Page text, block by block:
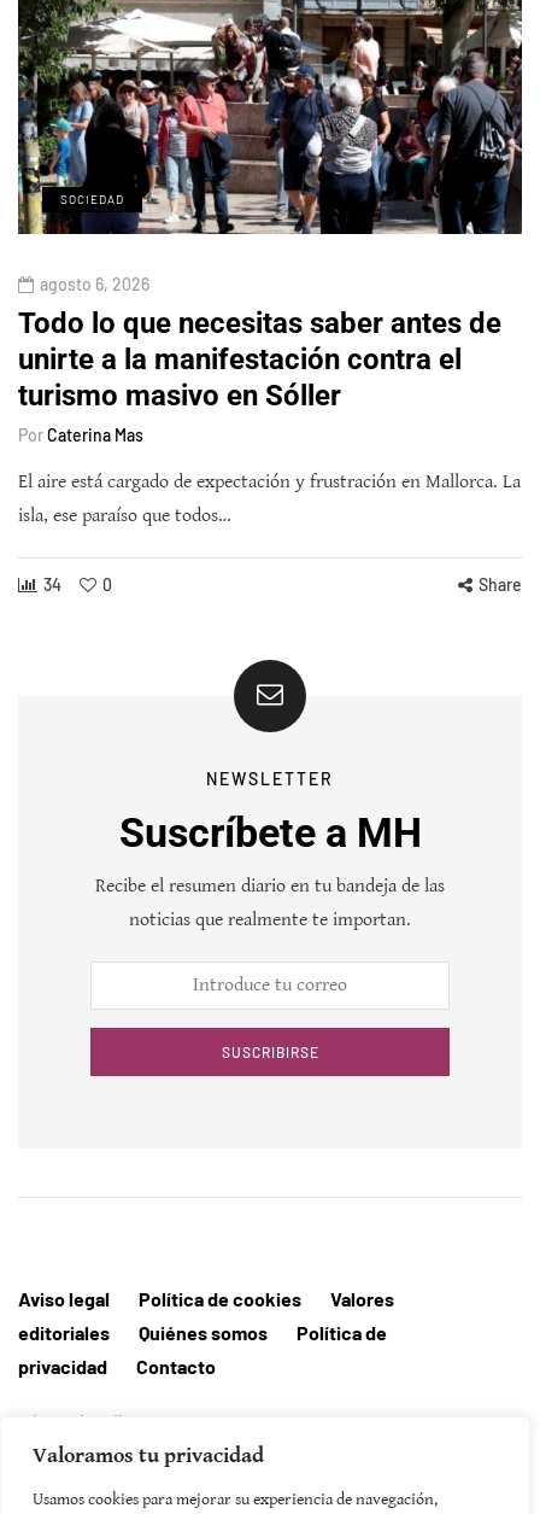
Valoramos tu privacidad
Usamos cookies para mejorar su experiencia de navegación,
SOCIEDAD
agosto 6, 2026
Todo lo que necesitas saber antes de
unirte a la manifestación contra el
turismo masivo en Sóller
PorCaterina Mas
El aire está cargado de expectación y frustración en Mallorca. La
isla, ese paraíso que todos…
34 0 Share
NEWSLETTER
Suscríbete a MH
Recibe el resumen diario en tu bandeja de las
noticias que realmente te importan.
SUSCRIBIRSE
Aviso legal Política de cookies
Valores
editoriales
Quiénes somos
Política de
privacidad
Contacto
Editorial MallorcaHora